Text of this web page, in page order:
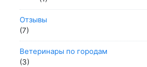
Отзывы
(7)
Ветеринары по городам
(3)